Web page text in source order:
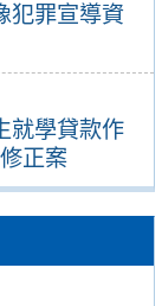
犯罪宣導資
就學貸款作
正案